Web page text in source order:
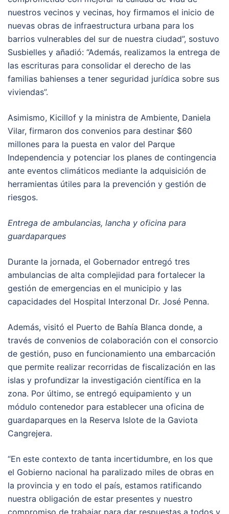
nuestros vecinos y vecinas, hoy firmamos el inicio de
nuevas obras de infraestructura urbana para los
barrios vulnerables del sur de nuestra ciudad”, sostuvo
Susbielles y añadió: “Además, realizamos la entrega de
las escrituras para consolidar el derecho de las
familias bahienses a tener seguridad jurídica sobre sus
viviendas”.
Asimismo, Kicillof y la ministra de Ambiente, Daniela
Vilar, firmaron dos convenios para destinar $60
millones para la puesta en valor del Parque
Independencia y potenciar los planes de contingencia
ante eventos climáticos mediante la adquisición de
herramientas útiles para la prevención y gestión de
riesgos.
Entrega de ambulancias, lancha y oficina para
guardaparques
Durante la jornada, el Gobernador entregó tres
ambulancias de alta complejidad para fortalecer la
gestión de emergencias en el municipio y las
capacidades del Hospital Interzonal Dr. José Penna.
Además, visitó el Puerto de Bahía Blanca donde, a
través de convenios de colaboración con el consorcio
de gestión, puso en funcionamiento una embarcación
que permite realizar recorridas de fiscalización en las
islas y profundizar la investigación científica en la
zona. Por último, se entregó equipamiento y un
módulo contenedor para establecer una oficina de
guardaparques en la Reserva Islote de la Gaviota
Cangrejera.
“En este contexto de tanta incertidumbre, en los que
el Gobierno nacional ha paralizado miles de obras en
la provincia y en todo el país, estamos ratificando
nuestra obligación de estar presentes y nuestro
compromiso de trabajar para dar respuestas a todos y